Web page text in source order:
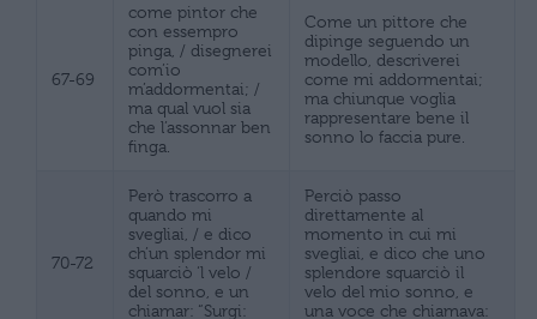
67-69
come pintor che
con essempro
pinga, / disegnerei
com’io
m’addormentai; /
ma qual vuol sia
che l’assonnar ben
finga.
Come un pittore che
dipinge seguendo un
modello, descriverei
come mi addormentai;
ma chiunque voglia
rappresentare bene il
sonno lo faccia pure.
70-72
Però trascorro a
quando mi
svegliai, / e dico
ch’un splendor mi
squarciò ‘l velo /
del sonno, e un
chiamar: “Surgi:
Perciò passo
direttamente al
momento in cui mi
svegliai, e dico che uno
splendore squarciò il
velo del mio sonno, e
una voce che chiamava: